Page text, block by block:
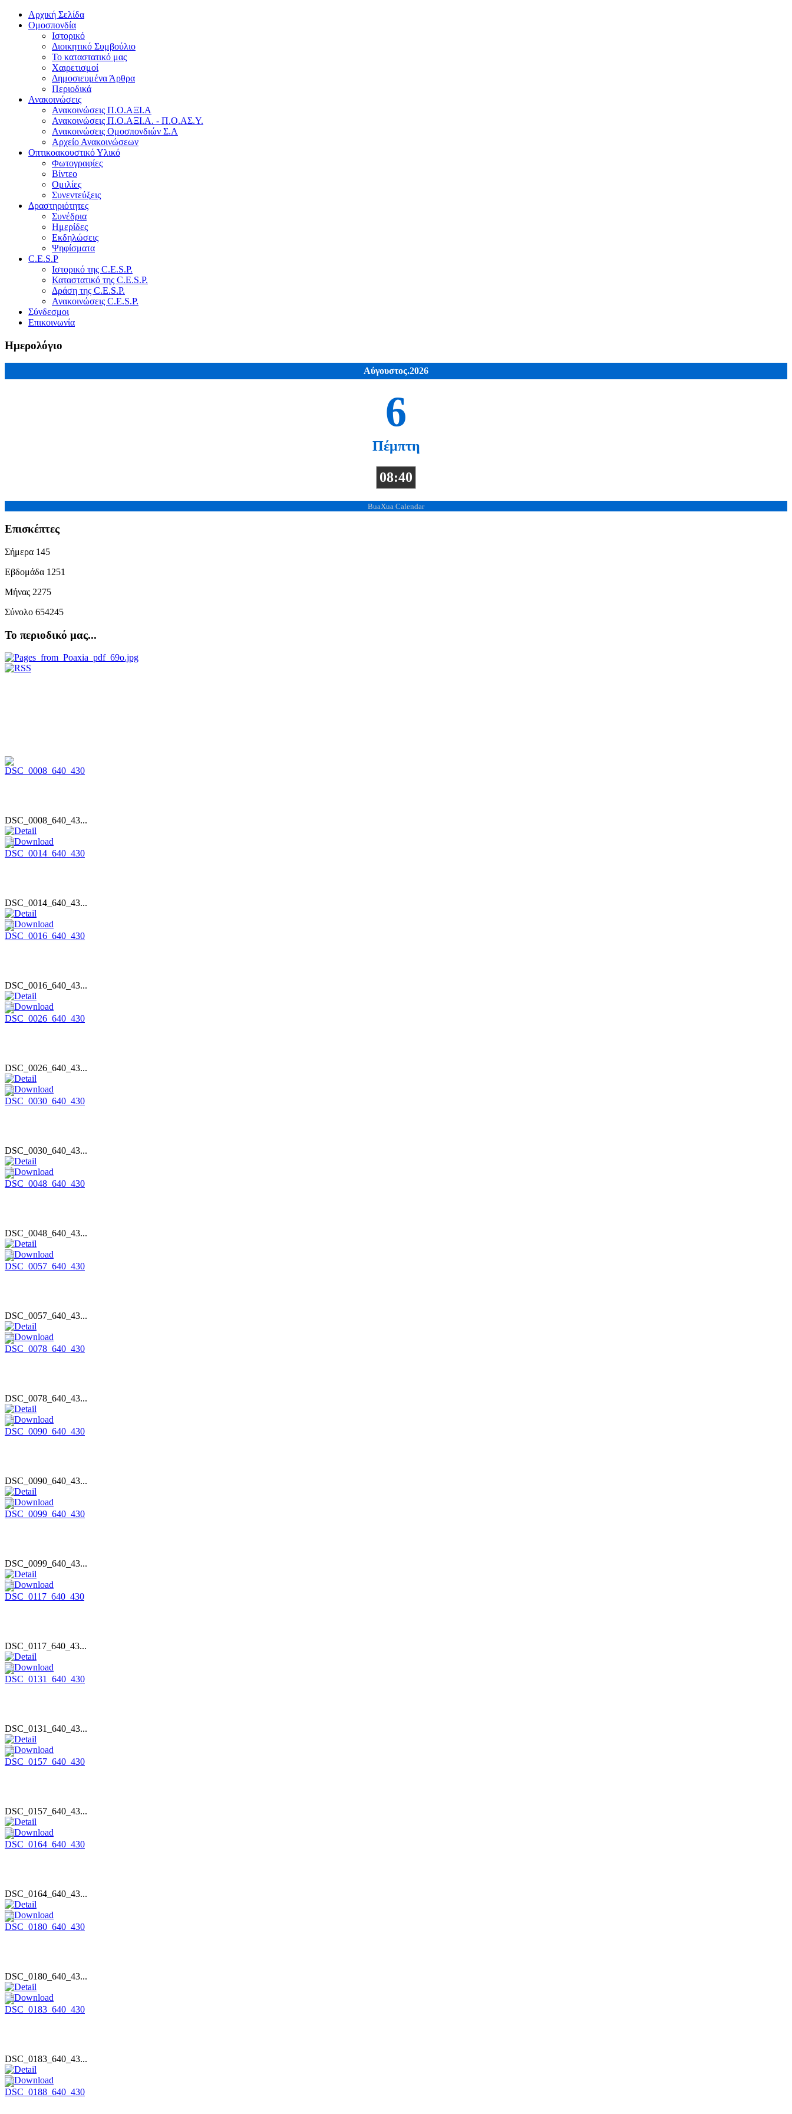
Αρχική Σελίδα
Ομοσπονδία
Ιστορικό
Διοικητικό Συμβούλιο
Το καταστατικό μας
Χαιρετισμοί
Δημοσιευμένα Άρθρα
Περιοδικά
Ανακοινώσεις
Ανακοινώσεις Π.Ο.ΑΞΙ.Α
Ανακοινώσεις Π.Ο.ΑΞΙ.Α. - Π.Ο.ΑΣ.Υ.
Ανακοινώσεις Ομοσπονδιών Σ.Α
Αρχείο Ανακοινώσεων
Οπτικοακουστικό Υλικό
Φωτογραφίες
Βίντεο
Ομιλίες
Συνεντεύξεις
Δραστηριότητες
Συνέδρια
Ημερίδες
Εκδηλώσεις
Ψηφίσματα
C.E.S.P
Ιστορικό της C.E.S.P.
Καταστατικό της C.E.S.P.
Δράση της C.E.S.P.
Ανακοινώσεις C.E.S.P.
Σύνδεσμοι
Επικοινωνία
Ημερολόγιο
Αύγουστος.2026
6
Πέμπτη
08:40
BuaXua Calendar
Επισκέπτες
Σήμερα 145
Εβδομάδα 1251
Μήνας 2275
Σύνολο 654245
Το περιοδικό μας...
DSC_0008_640_43...
DSC_0014_640_43...
DSC_0016_640_43...
DSC_0026_640_43...
DSC_0030_640_43...
DSC_0048_640_43...
DSC_0057_640_43...
DSC_0078_640_43...
DSC_0090_640_43...
DSC_0099_640_43...
DSC_0117_640_43...
DSC_0131_640_43...
DSC_0157_640_43...
DSC_0164_640_43...
DSC_0180_640_43...
DSC_0183_640_43...